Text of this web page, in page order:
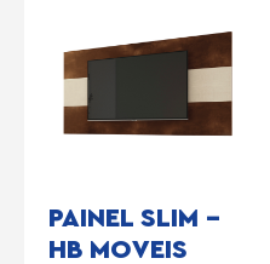
PAINEL SLIM –
HB MOVEIS